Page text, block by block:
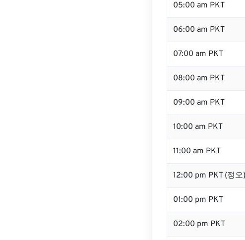
05:00 am PKT
06:00 am PKT
07:00 am PKT
08:00 am PKT
09:00 am PKT
10:00 am PKT
11:00 am PKT
12:00 pm PKT (정오)
01:00 pm PKT
02:00 pm PKT